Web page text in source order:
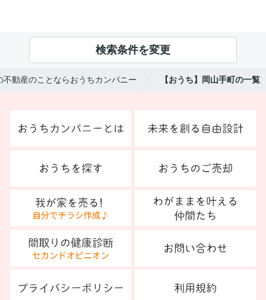
検索条件を変更
不動産のことならおうちカンパニー 【おうち】岡山手町の一覧